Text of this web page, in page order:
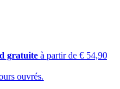
gratuite à partir de € 54,90
ouvrés.